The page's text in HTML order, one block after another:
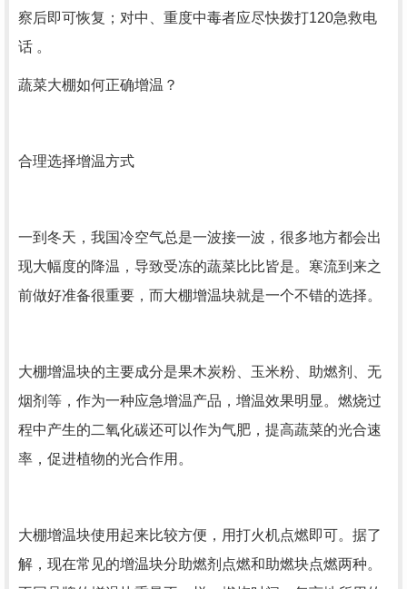
察后即可恢复；对中、重度中毒者应尽快拨打120急救电
话 。
蔬菜大棚如何正确增温？
合理选择增温方式
一到冬天，我国冷空气总是一波接一波，很多地方都会出
现大幅度的降温，导致受冻的蔬菜比比皆是。寒流到来之
前做好准备很重要，而大棚增温块就是一个不错的选择。
大棚增温块的主要成分是果木炭粉、玉米粉、助燃剂、无
烟剂等，作为一种应急增温产品，增温效果明显。燃烧过
程中产生的二氧化碳还可以作为气肥，提高蔬菜的光合速
率，促进植物的光合作用。
大棚增温块使用起来比较方便，用打火机点燃即可。据了
解，现在常见的增温块分助燃剂点燃和助燃块点燃两种。